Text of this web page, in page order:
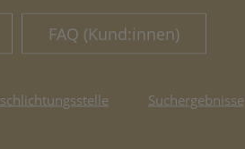
FAQ (Kund:innen)
Suchergebnisse